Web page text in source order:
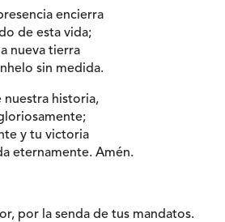
encierra
de esta vida;
nueva tierra
sin medida.
nuestra historia,
y tu victoria
eternamente. Amén.
por la senda de tus mandatos.